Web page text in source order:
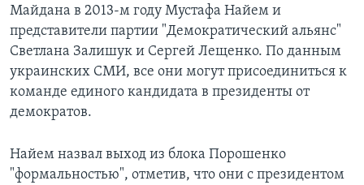
Майдана в 2013-м году Мустафа Найем и
представители партии "Демократический альянс"
Светлана Залишук и Сергей Лещенко. По данным
украинских СМИ, все они могут присоединиться к
команде единого кандидата в президенты от
демократов.
Найем назвал выход из блока Порошенко
"формальностью", отметив, что они с президентом